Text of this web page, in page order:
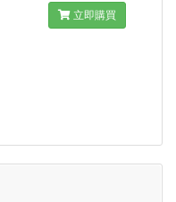
立即購買